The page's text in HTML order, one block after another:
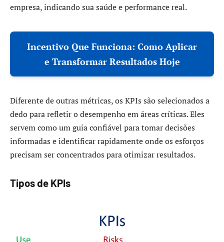
empresa, indicando sua saúde e performance real.
Incentivo Que Funciona: Como Aplicar
e Transformar Resultados Hoje
Diferente de outras métricas, os KPIs são selecionados a
dedo para refletir o desempenho em áreas críticas. Eles
servem como um guia confiável para tomar decisões
informadas e identificar rapidamente onde os esforços
precisam ser concentrados para otimizar resultados.
Tipos de KPIs